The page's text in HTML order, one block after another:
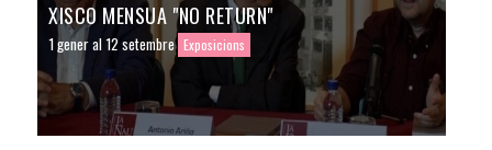
XISCO MENSUA "NO RETURN"
1 gener al 12 setembre Exposicions